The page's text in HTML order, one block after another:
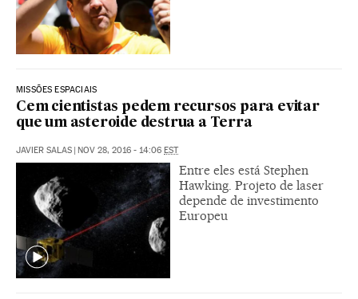
MISSÕES ESPACIAIS
Cem cientistas pedem recursos para evitar
que um asteroide destrua a Terra
JAVIER SALAS | NOV 28, 2016 - 14:06 EST
Entre eles está Stephen
Hawking. Projeto de laser
depende de investimento
Europeu